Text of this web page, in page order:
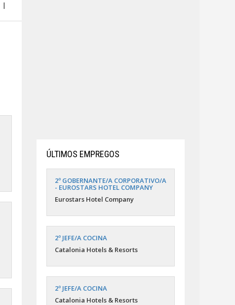
|
ÚLTIMOS EMPREGOS
2º GOBERNANTE/A CORPORATIVO/A
- EUROSTARS HOTEL COMPANY
Eurostars Hotel Company
2º JEFE/A COCINA
Catalonia Hotels & Resorts
2º JEFE/A COCINA
Catalonia Hotels & Resorts